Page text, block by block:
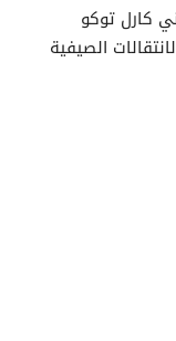
كارل توكو
الصيفية